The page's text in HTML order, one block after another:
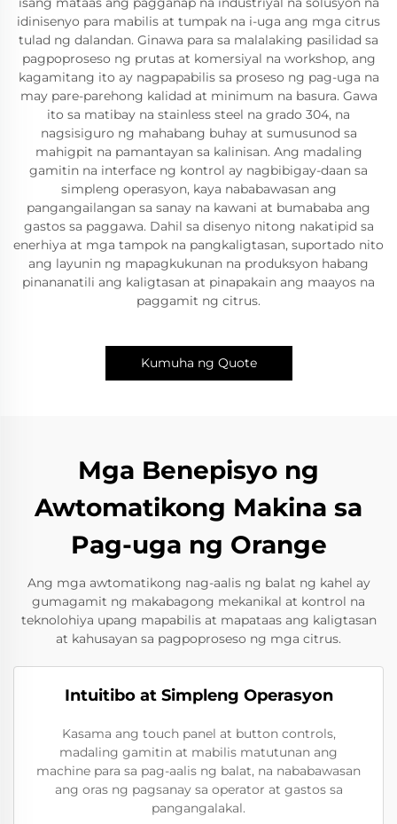
idinisenyo para mabilis at tumpak na i-uga ang mga citrus
tulad ng dalandan. Ginawa para sa malalaking pasilidad sa
pagpoproseso ng prutas at komersiyal na workshop, ang
kagamitang ito ay nagpapabilis sa proseso ng pag-uga na
may pare-parehong kalidad at minimum na basura. Gawa
ito sa matibay na stainless steel na grado 304, na
nagsisiguro ng mahabang buhay at sumusunod sa
mahigpit na pamantayan sa kalinisan. Ang madaling
gamitin na interface ng kontrol ay nagbibigay-daan sa
simpleng operasyon, kaya nababawasan ang
pangangailangan sa sanay na kawani at bumababa ang
gastos sa paggawa. Dahil sa disenyo nitong nakatipid sa
enerhiya at mga tampok na pangkaligtasan, suportado nito
ang layunin ng mapagkukunan na produksyon habang
pinananatili ang kaligtasan at pinapakain ang maayos na
paggamit ng citrus.
Kumuha ng Quote
Mga Benepisyo ng
Awtomatikong Makina sa
Pag-uga ng Orange
Ang mga awtomatikong nag-aalis ng balat ng kahel ay
gumagamit ng makabagong mekanikal at kontrol na
teknolohiya upang mapabilis at mapataas ang kaligtasan
at kahusayan sa pagpoproseso ng mga citrus.
Intuitibo at Simpleng Operasyon
Kasama ang touch panel at button controls,
madaling gamitin at mabilis matutunan ang
machine para sa pag-aalis ng balat, na nababawasan
ang oras ng pagsanay sa operator at gastos sa
pangangalakal.